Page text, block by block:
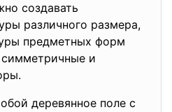
создавать
различного размера,
предметных форм
и
деревянное поле с